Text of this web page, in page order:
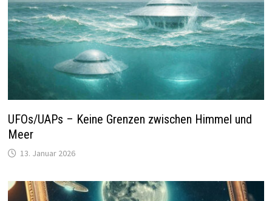
UFOs/UAPs – Keine Grenzen zwischen Himmel und
Meer
13. Januar 2026